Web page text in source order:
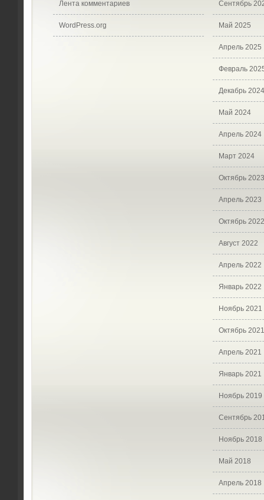
Лента комментариев
WordPress.org
Сентябрь
Май 2025
Апрель 2025
Февраль
Декабрь 2024
Май 2024
Апрель 2024
Март 2024
Октябрь 2023
Апрель 2023
Октябрь 2022
Август 2022
Апрель 2022
Январь 2022
Ноябрь 2021
Октябрь 2021
Апрель 2021
Январь 2021
Ноябрь 2019
Сентябрь
Ноябрь 2018
Май 2018
Апрель 2018